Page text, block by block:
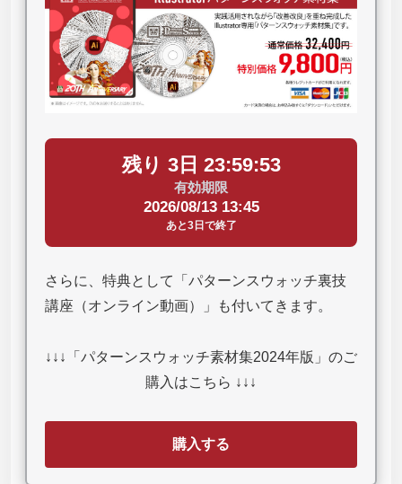
残り 3日 23:59:53
有効期限
2026/08/13 13:45
あと3日で終了
さらに、特典として「パターンスウォッチ裏技
講座（オンライン動画）」も付いてきます。
↓↓↓「パターンスウォッチ素材集2024年版」のご
購入はこちら ↓↓↓
購入する